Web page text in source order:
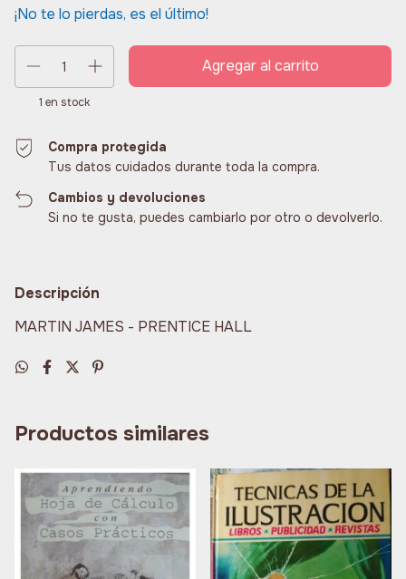
¡No te lo pierdas, es el último!
1 en stock
Compra protegida
Tus datos cuidados durante toda la compra.
Cambios y devoluciones
Si no te gusta, puedes cambiarlo por otro o devolverlo.
Descripción
MARTIN JAMES - PRENTICE HALL
Productos similares